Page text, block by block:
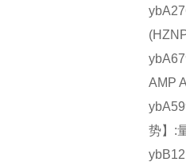
AMP
势】: